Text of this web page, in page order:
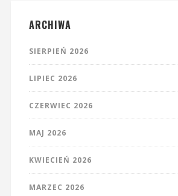
ARCHIWA
SIERPIEŃ 2026
LIPIEC 2026
CZERWIEC 2026
MAJ 2026
KWIECIEŃ 2026
MARZEC 2026